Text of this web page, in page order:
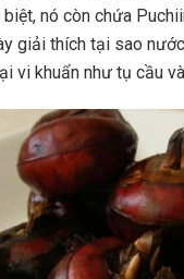
nó còn chứa
giải thích tại sao
vi khuẩn như tụ cầu